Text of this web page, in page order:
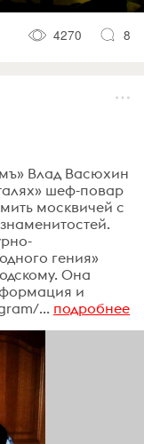
4270 8
Влад Васюхин
шеф-повар
москвичей с
гения»
Она
и
... подробнее